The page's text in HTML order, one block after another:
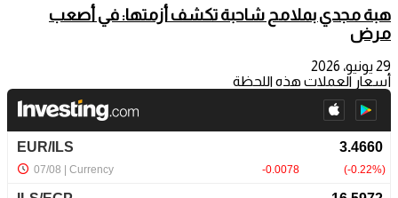
هبة مجدي بملامح شاحبة تكشف أزمتها: في أصعب
مرض
29 يونيو، 2026
أسعار العملات هذه اللحظة